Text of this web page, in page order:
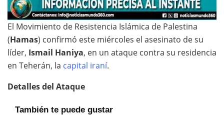
El Movimiento de Resistencia Islámica de Palestina
(Hamas) confirmó este miércoles el asesinato de su
líder, Ismail Haniya, en un ataque contra su residencia
en Teherán, la capital iraní.
Detalles del Ataque
También te puede gustar